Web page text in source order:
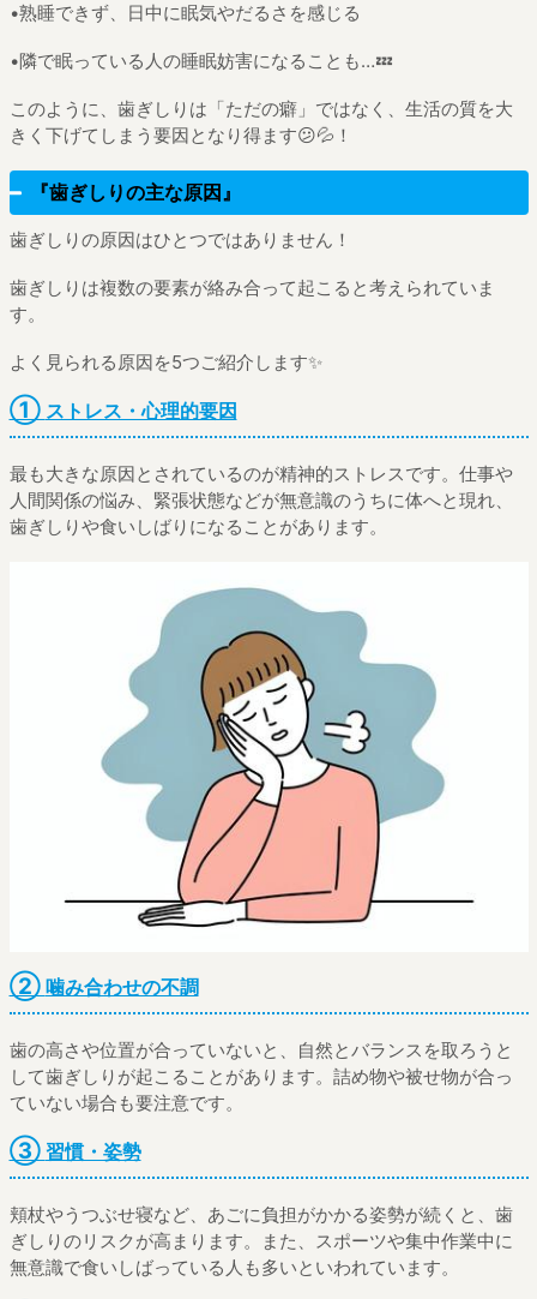
•熟睡できず、日中に眠気やだるさを感じる
•隣で眠っている人の睡眠妨害になることも…💤
このように、歯ぎしりは「ただの癖」ではなく、生活の質を大
きく下げてしまう要因となり得ます😕💦！
『歯ぎしりの主な原因』
歯ぎしりの原因はひとつではありません！
歯ぎしりは複数の要素が絡み合って起こると考えられていま
す。
よく見られる原因を5つご紹介します✨
① ストレス・心理的要因
最も大きな原因とされているのが精神的ストレスです。仕事や
人間関係の悩み、緊張状態などが無意識のうちに体へと現れ、
歯ぎしりや食いしばりになることがあります。
② 噛み合わせの不調
歯の高さや位置が合っていないと、自然とバランスを取ろうと
して歯ぎしりが起こることがあります。詰め物や被せ物が合っ
ていない場合も要注意です。
③ 習慣・姿勢
頬杖やうつぶせ寝など、あごに負担がかかる姿勢が続くと、歯
ぎしりのリスクが高まります。また、スポーツや集中作業中に
無意識で食いしばっている人も多いといわれています。